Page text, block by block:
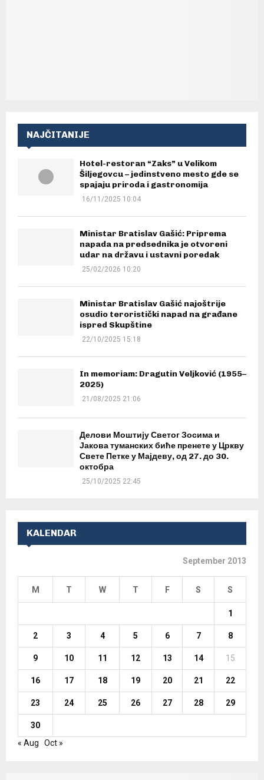
NAJČITANIJE
Hotel-restoran “Zaks” u Velikom
Šiljegovcu – jedinstveno mesto gde se
spajaju priroda i gastronomija
16/11/2025 10:04
Ministar Bratislav Gašić: Priprema
napada na predsednika je otvoreni
udar na državu i ustavni poredak
25/02/2026 10:20
Ministar Bratislav Gašić najoštrije
osudio teroristički napad na građane
ispred Skupštine
22/10/2025 15:18
In memoriam: Dragutin Veljković (1955–
2025)
21/08/2025 21:06
Делови Моштију Светог Зосима и
Јакова туманских биће пренете у Цркву
Свете Петке у Мајдеву, од 27. до 30.
октобра
25/10/2025 22:45
KALENDAR
September 2013
M T W T F S S
1
2 3 4 5 6 7 8
9 10 11 12 13 14 15
16 17 18 19 20 21 22
23 24 25 26 27 28 29
30
« Aug
Oct »